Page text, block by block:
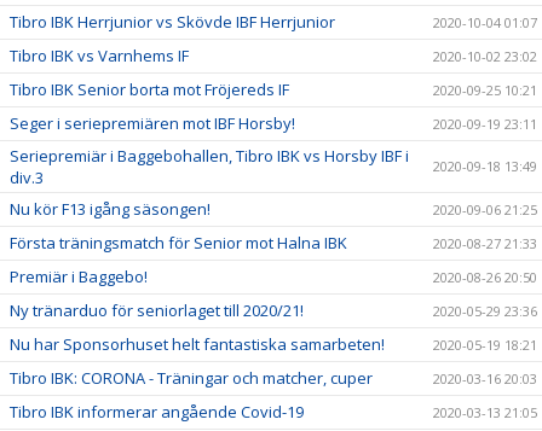
Tibro IBK Herrjunior vs Skövde IBF Herrjunior 2020-10-04 01:07
Tibro IBK vs Varnhems IF 2020-10-02 23:02
Tibro IBK Senior borta mot Fröjereds IF 2020-09-25 10:21
Seger i seriepremiären mot IBF Horsby! 2020-09-19 23:11
Seriepremiär i Baggebohallen, Tibro IBK vs Horsby IBF i
div.3
2020-09-18 13:49
Nu kör F13 igång säsongen! 2020-09-06 21:25
Första träningsmatch för Senior mot Halna IBK 2020-08-27 21:33
Premiär i Baggebo! 2020-08-26 20:50
Ny tränarduo för seniorlaget till 2020/21! 2020-05-29 23:36
Nu har Sponsorhuset helt fantastiska samarbeten! 2020-05-19 18:21
Tibro IBK: CORONA - Träningar och matcher, cuper 2020-03-16 20:03
Tibro IBK informerar angående Covid-19 2020-03-13 21:05